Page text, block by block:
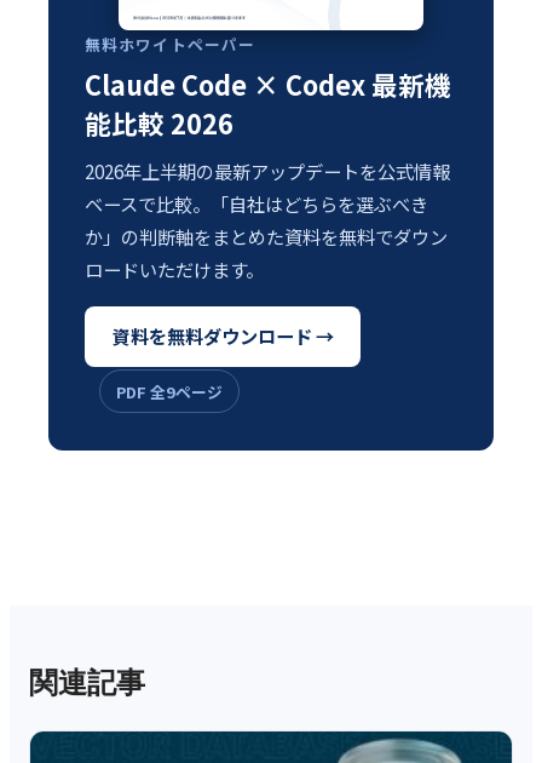
無料ホワイトペーパー
Claude Code × Codex 最新機
能比較 2026
2026年上半期の最新アップデートを公式情報
ベースで比較。「自社はどちらを選ぶべき
か」の判断軸をまとめた資料を無料でダウン
ロードいただけます。
資料を無料ダウンロード →
PDF 全9ページ
関連記事